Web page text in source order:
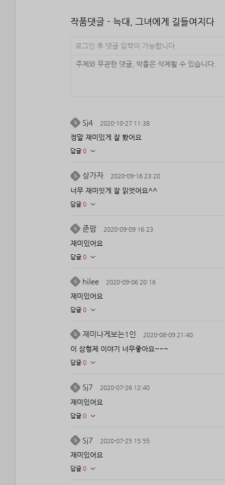
작품댓글 - 늑대, 그녀에게 길들여지다
로그인 후 댓글 입력이 가능합니다.
Sj4 2020-10-27 11:38
정말 재미있게 잘 봤어요
답글 0
상가자 2020-09-16 23:20
너무 재미잇게 잘 읽엇어요^^
답글 0
준맘 2020-09-09 16:23
재미있어요
답글 0
hilee 2020-09-06 20:16
재미있어요
답글 0
재미나게보는1인 2020-08-09 21:40
이 삼형제 이야기 너무좋아요~~~
답글 0
Sj7 2020-07-26 12:40
재미있어요
답글 0
Sj7 2020-07-25 15:55
재미있어요
답글 0